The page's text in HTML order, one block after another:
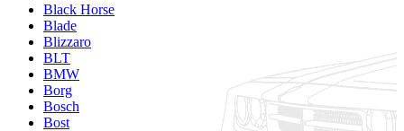
Black Horse
Blade
Blizzaro
BLT
BMW
Borg
Bosch
Bost